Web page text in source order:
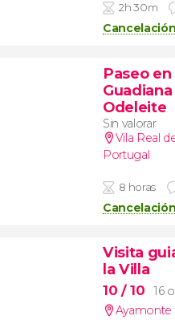
2h 30m
Paseo
Odeleite
Sin valorar
Vila Real
Portugal
8 horas
Visita
la Villa
10 / 10
16
Ayamonte